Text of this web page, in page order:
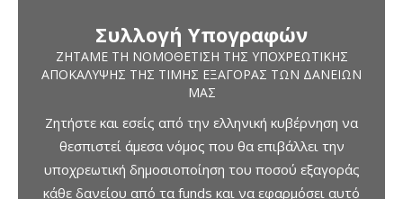
Συλλογή Υπογραφών
ΖΗΤΆΜΕ ΤΗ ΝΟΜΟΘΈΤΙΣΗ ΤΗΣ ΥΠΟΧΡΕΩΤΙΚΉΣ
ΑΠΟΚΆΛΥΨΗΣ ΤΗΣ ΤΙΜΉΣ ΕΞΑΓΟΡΆΣ ΤΩΝ ΔΑΝΕΊΩΝ
ΜΑΣ
Ζητήστε και εσείς από την ελληνική κυβέρνηση να
θεσπιστεί άμεσα νόμος που θα επιβάλλει την
υποχρεωτική δημοσιοποίηση του ποσού εξαγοράς
κάθε δανείου από τα funds και να εφαρμόσει αυτό